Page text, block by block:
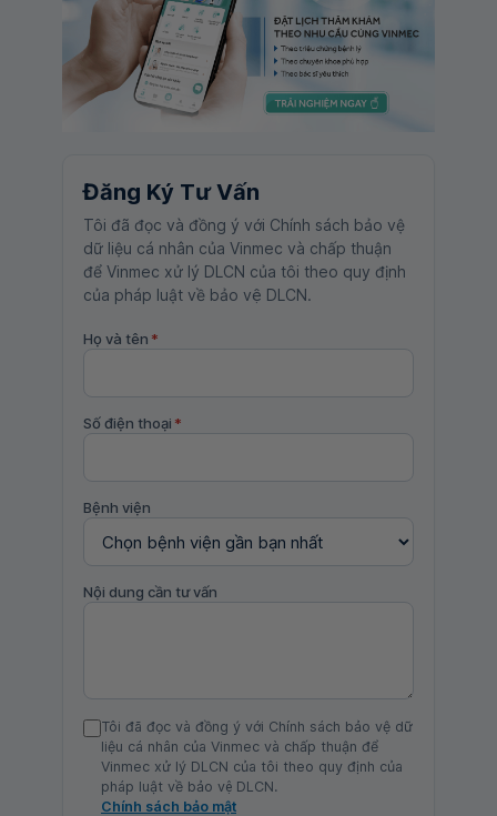
Đăng Ký Tư Vấn
Tôi đã đọc và đồng ý với Chính sách bảo vệ
dữ liệu cá nhân của Vinmec và chấp thuận
để Vinmec xử lý DLCN của tôi theo quy định
của pháp luật về bảo vệ DLCN.
Họ và tên *
Số điện thoại *
Bệnh viện
Nội dung cần tư vấn
Tôi đã đọc và đồng ý với Chính sách bảo vệ dữ
liệu cá nhân của Vinmec và chấp thuận để
Vinmec xử lý DLCN của tôi theo quy định của
pháp luật về bảo vệ DLCN.
Chính sách bảo mật